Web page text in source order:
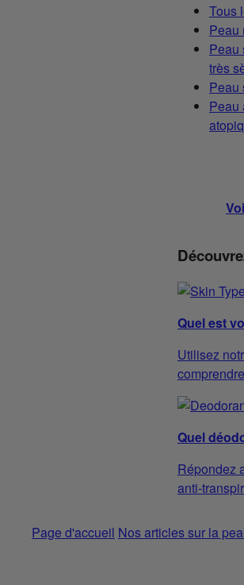
Tous
Peau
Peau
très
Peau
Peau
Quel est
Utilisez
Quel
Répondez
anti-
Page d'accueil Nos articles sur la